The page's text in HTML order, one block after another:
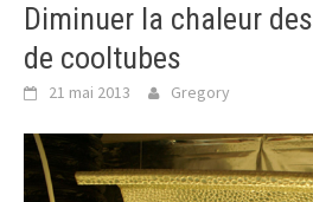
Diminuer la chaleur
de cooltubes
21 mai 2013 Gregory